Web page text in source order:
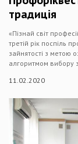
традиція
«Пізнай світ
третій рік поспіль
зайнятості з метою
алгоритмом вибору
11.02.2020